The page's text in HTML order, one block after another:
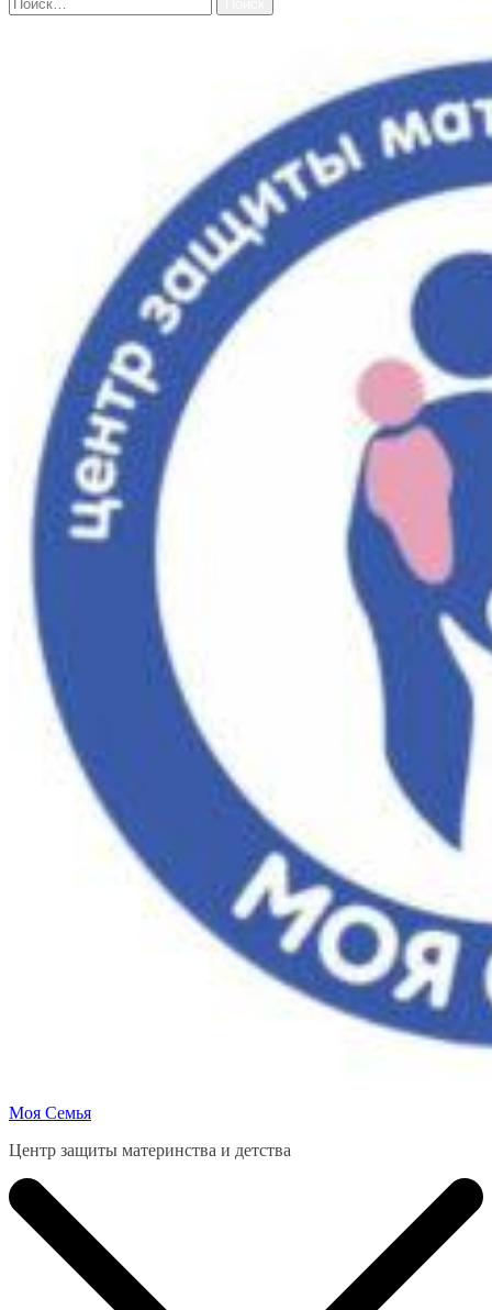
Моя Семья
Центр защиты материнства и детства